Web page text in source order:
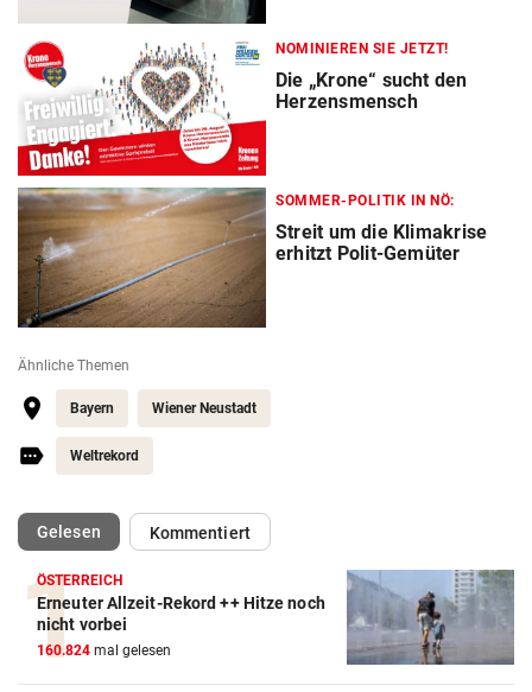
NOMINIEREN SIE JETZT!
Die „Krone“ sucht den
Herzensmensch
SOMMER-POLITIK IN NÖ:
Streit um die Klimakrise
erhitzt Polit-Gemüter
Ähnliche Themen
Bayern Wiener Neustadt
Weltrekord
Gelesen(ausgewählt)Kommentiert
ÖSTERREICH
Erneuter Allzeit-Rekord ++ Hitze noch
nicht vorbei
160.824 mal gelesen